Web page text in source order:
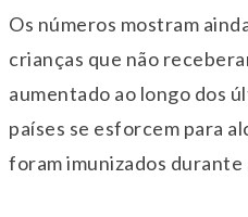
Os números mostram
crianças que não
aumentado ao longo dos
países se esforcem para
foram imunizados durante